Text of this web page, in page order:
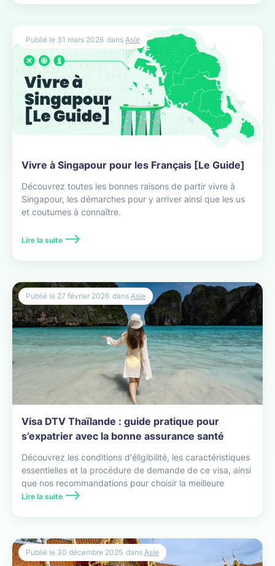
Vivre à Singapour pour les Français [Le Guide]
Découvrez toutes les bonnes raisons de partir vivre à
Singapour, les démarches pour y arriver ainsi que les us
et coutumes à connaître.
Lire la suite
Publié le 31 mars 2026 dans Asie
Visa DTV Thaïlande : guide pratique pour
s’expatrier avec la bonne assurance santé
Découvrez les conditions d'éligibilité, les caractéristiques
essentielles et la procédure de demande de ce visa, ainsi
que nos recommandations pour choisir la meilleure
assurance santé pour votre installation au pays du
Lire la suite
Publié le 27 février 2026 dans Asie
Publié le 30 décembre 2025 dans Asie